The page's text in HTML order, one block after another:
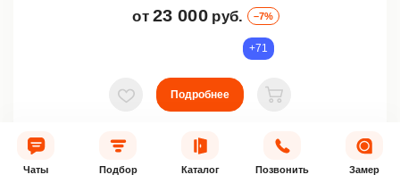
от 23 000 руб. –7%
+71
В избранное
Подробнее
В корзину
Купить в 1 клик
Чаты Подбор Каталог Позвонить Замер